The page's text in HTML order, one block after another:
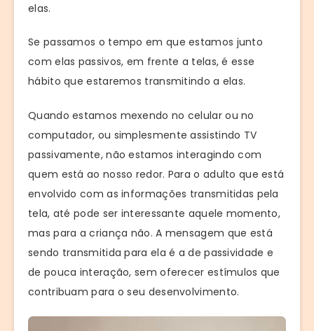
elas.
Se passamos o tempo em que estamos junto
com elas passivos, em frente a telas, é esse
hábito que estaremos transmitindo a elas.
Quando estamos mexendo no celular ou no
computador, ou simplesmente assistindo TV
passivamente, não estamos interagindo com
quem está ao nosso redor. Para o adulto que está
envolvido com as informações transmitidas pela
tela, até pode ser interessante aquele momento,
mas para a criança não. A mensagem que está
sendo transmitida para ela é a de passividade e
de pouca interação, sem oferecer estímulos que
contribuam para o seu desenvolvimento.